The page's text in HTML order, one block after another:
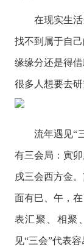
在现实生活
找不到属于自
缘缘分还是得
很多人想要去
流年遇见“三
有三会局：寅
戌三会西方金
面有巳、午，
表汇聚、相聚
见“三会”代表